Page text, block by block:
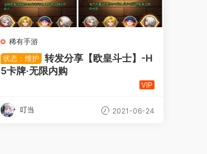
稀有手游
状态：维护 转发分享【欧皇斗士】-H
5卡牌·无限内购
VIP
叮当 2021-06-24